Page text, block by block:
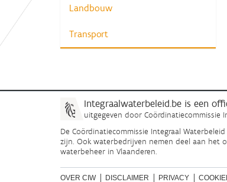
Landbouw
Transport
Integraalwaterbeleid.be is een
uitgegeven door Coördinatiecommissie
De Coördinatiecommissie Integraal
zijn. Ook waterbedrijven nemen deel aan het
waterbeheer in Vlaanderen.
OVER CIW DISCLAIMER PRIVACY